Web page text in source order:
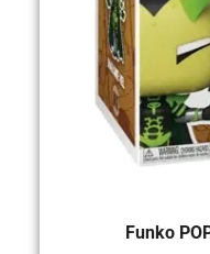
Funko